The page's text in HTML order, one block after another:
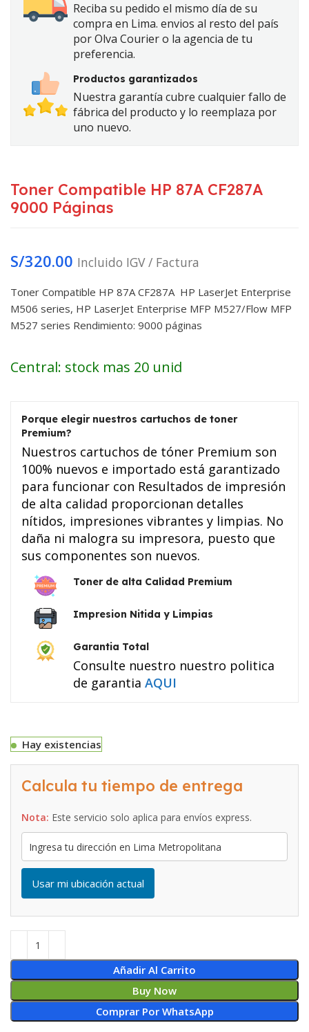
Reciba su pedido el mismo día de su
compra en Lima. envios al resto del país
por Olva Courier o la agencia de tu
preferencia.
Productos garantizados
Nuestra garantía cubre cualquier fallo de
fábrica del producto y lo reemplaza por
uno nuevo.
Toner Compatible HP 87A CF287A
9000 Páginas
S/320.00 Incluido IGV / Factura
Toner Compatible HP 87A CF287A HP LaserJet Enterprise
M506 series, HP LaserJet Enterprise MFP M527/Flow MFP
M527 series Rendimiento: 9000 páginas
Central: stock mas 20 unid
Porque elegir nuestros cartuchos de toner
Premium?
Nuestros cartuchos de tóner Premium son
100% nuevos e importado está garantizado
para funcionar con Resultados de impresión
de alta calidad proporcionan detalles
nítidos, impresiones vibrantes y limpias. No
daña ni malogra su impresora, puesto que
sus componentes son nuevos.
Toner de alta Calidad Premium
Impresion Nitida y Limpias
Garantia Total
Consulte nuestro nuestro politica
de garantia AQUI
Hay existencias
Calcula tu tiempo de entrega
Nota: Este servicio solo aplica para envíos express.
Usar mi ubicación actual
Añadir Al Carrito
Buy Now
Comprar Por WhatsApp